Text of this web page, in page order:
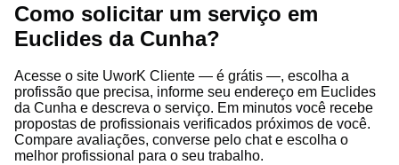
Como solicitar um serviço em
Euclides da Cunha?
Acesse o site UworK Cliente — é grátis —, escolha a
profissão que precisa, informe seu endereço em Euclides
da Cunha e descreva o serviço. Em minutos você recebe
propostas de profissionais verificados próximos de você.
Compare avaliações, converse pelo chat e escolha o
melhor profissional para o seu trabalho.